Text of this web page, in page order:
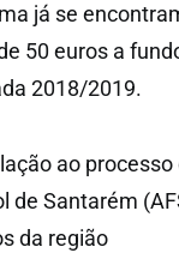
já se
50 euros a
2018/2019.
ao
de Santarém
da região